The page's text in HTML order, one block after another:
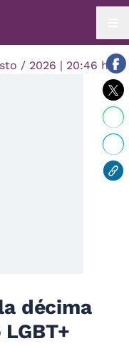
/ 2026 | 20:46 hrs.
décima